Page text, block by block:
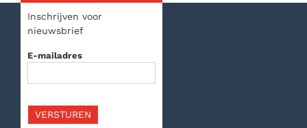
Inschrijven voor
nieuwsbrief
E-mailadres
VERSTUREN